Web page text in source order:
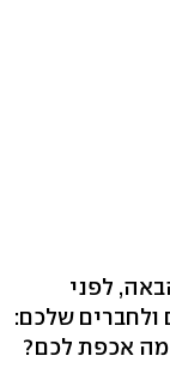
לפני
שלכם:
מה אכפת לכם?